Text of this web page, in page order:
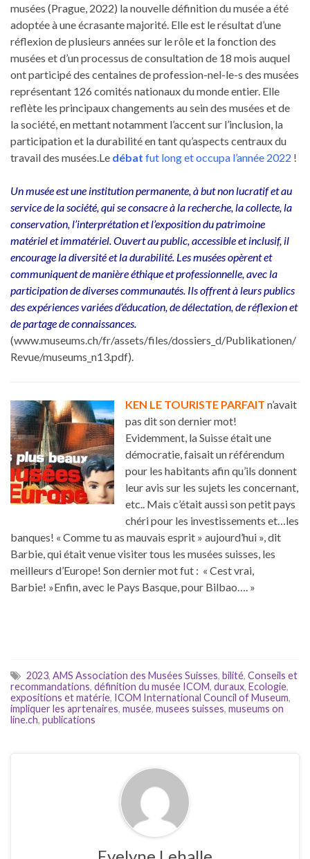
musées (Prague, 2022) la nouvelle définition du musée a été
adoptée à une écrasante majorité. Elle est le résultat d’une
réflexion de plusieurs années sur le rôle et la fonction des
musées et d’un processus de consultation de 18 mois auquel
ont participé des centaines de profession-nel-le-s des musées
représentant 126 comités nationaux du monde entier. Elle
reflète les principaux changements au sein des musées et de
la société, en mettant notamment l’accent sur l’inclusion, la
participation et la durabilité en tant qu’aspects centraux du
travail des musées.Le débat fut long et occupa l’année 2022 !
Un musée est une institution permanente, à but non lucratif et au
service de la société, qui se consacre à la recherche, la collecte, la
conservation, l’interprétation et l’exposition du patrimoine
matériel et immatériel. Ouvert au public, accessible et inclusif, il
encourage la diversité et la durabilité. Les musées opèrent et
communiquent de manière éthique et professionnelle, avec la
participation de diverses communautés. Ils offrent à leurs publics
des expériences variées d’éducation, de délectation, de réflexion et
de partage de connaissances.
(www.museums.ch/fr/assets/files/dossiers_d/Publikationen/
Revue/museums_n13.pdf).
KEN LE TOURISTE PARFAIT n’avait
pas dit son dernier mot!
Evidemment, la Suisse était une
démocratie, faisait un référendum
pour les habitants afin qu’ils donnent
leur avis sur les sujets les concernant,
etc.. Mais c’était aussi son petit pays
chéri pour les investissements et…les
banques! « Comme tu as mauvais esprit » aujourd’hui », dit
Barbie, qui était venue visiter tous les musées suisses, les
meilleurs d’Europe! Son dernier mot fut : « Cest vrai,
Barbie! »Enfin, avec le Pays Basque, pour Bilbao…. »
2023, AMS Association des Musées Suisses, bilité, Conseils et
recommandations, définition du musée ICOM, duraux, Ecologie,
expositions et matérie, ICOM International Council of Museum,
impliquer les aprtenaires, musée, musees suisses, museums on
line.ch, publications